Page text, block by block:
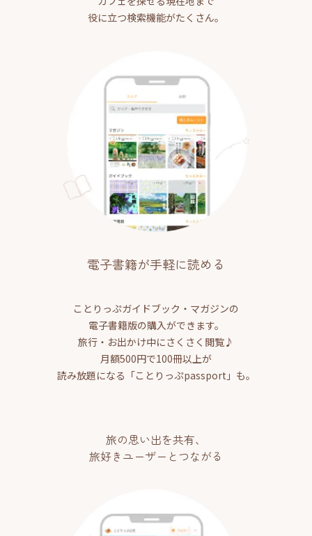
役に立つ検索機能がたくさん。
電子書籍が手軽に読める
ことりっぷガイドブック・マガジンの
電子書籍版の購入ができます。
旅行・お出かけ中にさくさく閲覧♪
月額500円で100冊以上が
読み放題になる「ことりっぷpassport」も。
旅の思い出を共有、
旅好きユーザーとつながる